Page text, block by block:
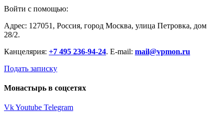
Войти с помощью:
Адрес: 127051, Россия, город Москва, улица Петровка, дом
28/2.
Канцелярия: +7 495 236-94-24. E-mail: mail@vpmon.ru
Подать записку
Монастырь в соцсетях
VkYoutube Telegram